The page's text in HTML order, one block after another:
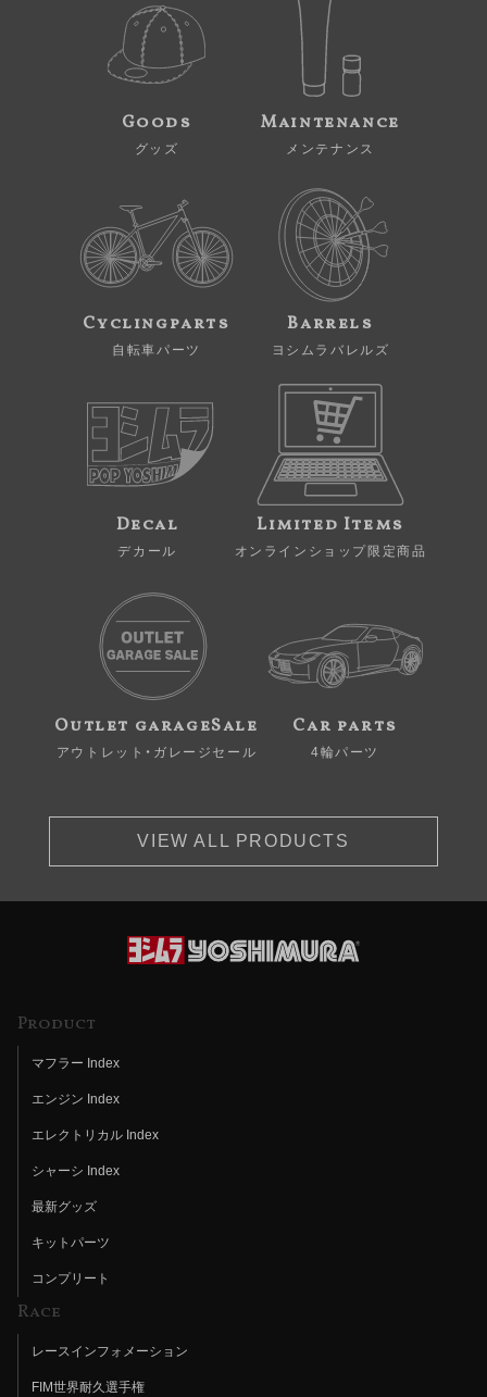
Goods
グッズ
Maintenance
メンテナンス
Cyclingparts
自転車パーツ
Barrels
ヨシムラバレルズ
Decal
デカール
Limited Items
オンラインショップ限定商品
Outlet garageSale
アウトレット・ガレージセール
Car parts
4輪パーツ
VIEW ALL PRODUCTS
Product
マフラー Index
エンジン Index
エレクトリカル Index
シャーシ Index
最新グッズ
キットパーツ
コンプリート
Race
レースインフォメーション
FIM世界耐久選手権